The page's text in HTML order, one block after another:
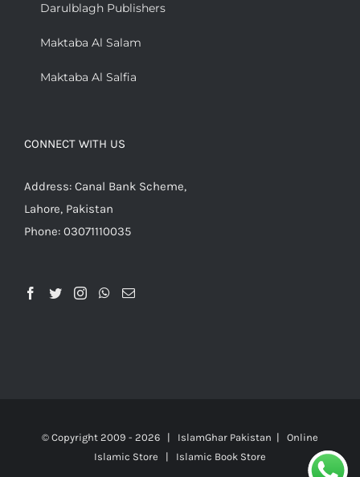
Darulblagh Publishers
Maktaba Al Salam
Maktaba Al Salfia
CONNECT WITH US
Address: Canal Bank Scheme,
Lahore, Pakistan
Phone: 03071110035
© Copyright 2009 - 2026 | IslamGhar Pakistan | Online
Islamic Store | Islamic Book Store